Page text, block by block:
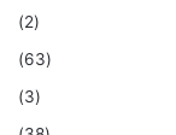
(2)
(63)
(3)